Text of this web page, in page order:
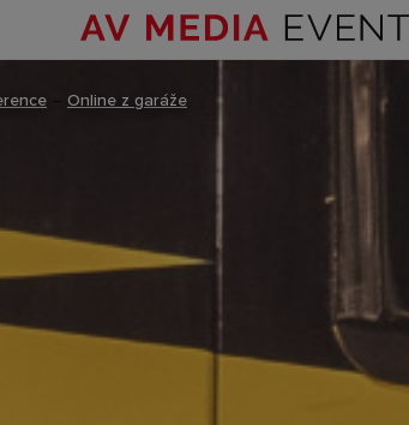
Online z garáže